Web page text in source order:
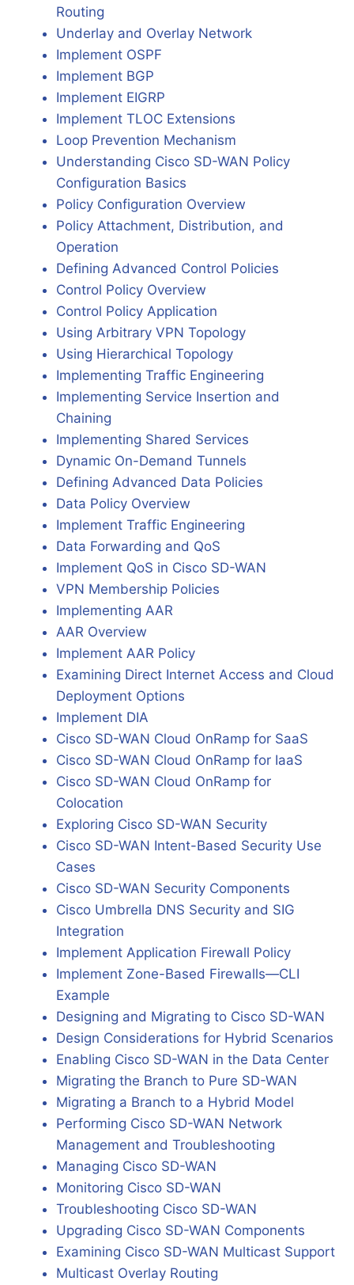
Routing
Underlay and Overlay Network
Implement OSPF
Implement BGP
Implement EIGRP
Implement TLOC Extensions
Loop Prevention Mechanism
Understanding Cisco SD-WAN Policy
Configuration Basics
Policy Configuration Overview
Policy Attachment, Distribution, and
Operation
Defining Advanced Control Policies
Control Policy Overview
Control Policy Application
Using Arbitrary VPN Topology
Using Hierarchical Topology
Implementing Traffic Engineering
Implementing Service Insertion and
Chaining
Implementing Shared Services
Dynamic On-Demand Tunnels
Defining Advanced Data Policies
Data Policy Overview
Implement Traffic Engineering
Data Forwarding and QoS
Implement QoS in Cisco SD-WAN
VPN Membership Policies
Implementing AAR
AAR Overview
Implement AAR Policy
Examining Direct Internet Access and Cloud
Deployment Options
Implement DIA
Cisco SD-WAN Cloud OnRamp for SaaS
Cisco SD-WAN Cloud OnRamp for IaaS
Cisco SD-WAN Cloud OnRamp for
Colocation
Exploring Cisco SD-WAN Security
Cisco SD-WAN Intent-Based Security Use
Cases
Cisco SD-WAN Security Components
Cisco Umbrella DNS Security and SIG
Integration
Implement Application Firewall Policy
Implement Zone-Based Firewalls—CLI
Example
Designing and Migrating to Cisco SD-WAN
Design Considerations for Hybrid Scenarios
Enabling Cisco SD-WAN in the Data Center
Migrating the Branch to Pure SD-WAN
Migrating a Branch to a Hybrid Model
Performing Cisco SD-WAN Network
Management and Troubleshooting
Managing Cisco SD-WAN
Monitoring Cisco SD-WAN
Troubleshooting Cisco SD-WAN
Upgrading Cisco SD-WAN Components
Examining Cisco SD-WAN Multicast Support
Multicast Overlay Routing